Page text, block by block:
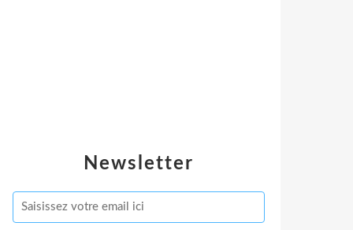
Newsletter